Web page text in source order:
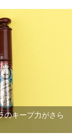
のキープ力がさら